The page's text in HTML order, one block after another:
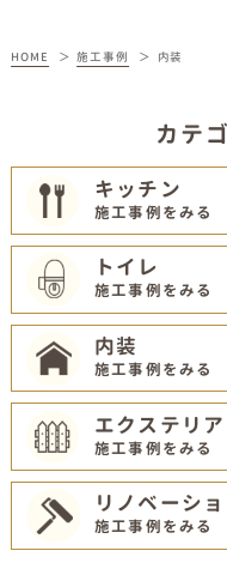
HOME 施工事例 内装
カテ
キッチン
施工事例をみる
トイレ
施工事例をみる
内装
施工事例をみる
エクステリア
施工事例をみる
リノベーシ
施工事例をみる